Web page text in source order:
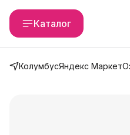
Каталог
КолумбусЯндекс Маркет